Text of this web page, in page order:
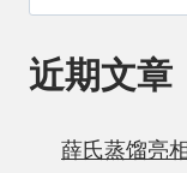
近期文章
薛氏蒸馏亮